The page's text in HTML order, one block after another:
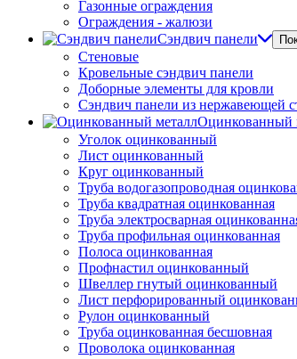
Газонные ограждения
Ограждения - жалюзи
Сэндвич панели
Стеновые
Кровельные сэндвич панели
Доборные элементы для кровли
Сэндвич панели из нержавеющей
Оцинкованный
Уголок оцинкованный
Лист оцинкованный
Круг оцинкованный
Труба водогазопроводная
Труба квадратная оцинкованная
Труба электросварная
Труба профильная оцинкованная
Полоса оцинкованная
Профнастил оцинкованный
Швеллер гнутый оцинкованный
Лист перфорированный
Рулон оцинкованный
Труба оцинкованная бесшовная
Проволока оцинкованная